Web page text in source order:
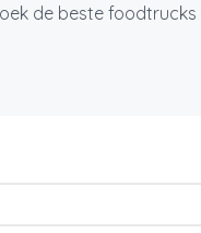
de beste